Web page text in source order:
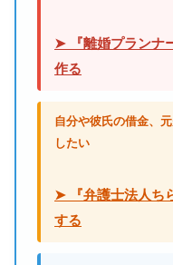
➤ 『離婚プランナ
作る
自分や彼氏の借金、
したい
➤ 『弁護士法人ち
する